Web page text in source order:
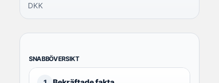
DKK
SNABBÖVERSIKT